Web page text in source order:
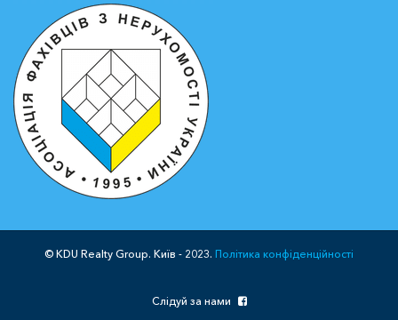
© KDU Realty Group. Київ - 2023. Політика конфіденційності
Слідуй за нами